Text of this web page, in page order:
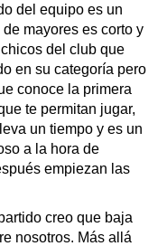
del equipo es un
mayores es corto y
del club que
en su categoría pero
conoce la primera
te permitan jugar,
un tiempo y es un
a la hora de
empiezan las
creo que baja
nosotros. Más allá